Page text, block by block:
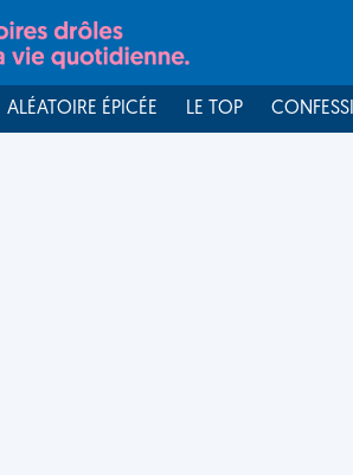
ALÉATOIRE ÉPICÉE LE TOP